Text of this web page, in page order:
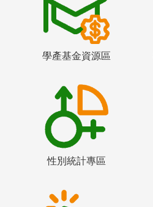
學產基金資源區
性別統計專區